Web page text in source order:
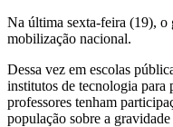
Na última sexta-feira (19), o
mobilização nacional.
Dessa vez em escolas
institutos de tecnologia para
professores tenham
população sobre a gravidade